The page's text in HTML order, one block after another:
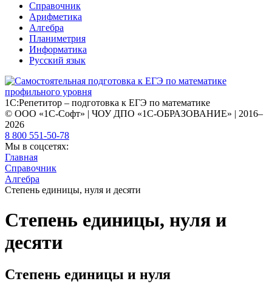
Справочник
Арифметика
Алгебра
Планиметрия
Информатика
Русский язык
1С:Репетитор – подготовка к ЕГЭ по математике
© ООО «1С-Софт» | ЧОУ ДПО «1С-ОБРАЗОВАНИЕ» | 2016–
2026
8 800 551-50-78
Мы в соцсетях:
Главная
Справочник
Алгебра
Степень единицы, нуля и десяти
Степень единицы, нуля и
десяти
Степень единицы и нуля